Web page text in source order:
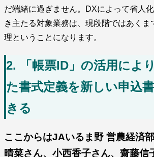
だ端緒に過ぎません。DXによって省人
き主たる対象業務は、現段階ではあくま
理ということになります。
2. 「帳票ID」の活用によ
た書式定義を新しい申込
きる
ここからはJAいるま野 営農経済
晴菜さん、小西香子さん、齋藤信